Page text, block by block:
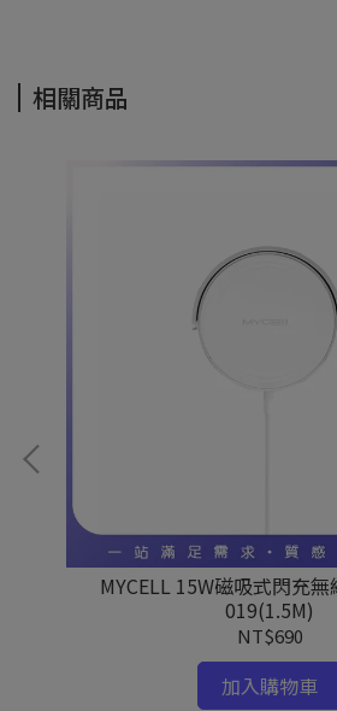
相關商品
MYCELL 15W磁吸式閃充
019(1.5M)
NT$690
加入購物車